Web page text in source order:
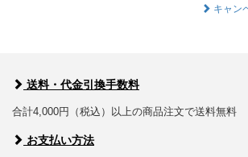
キャン
送料・代金引換手数料
合計4,000円（税込）以上の商品注文で送料無料
お支払い方法